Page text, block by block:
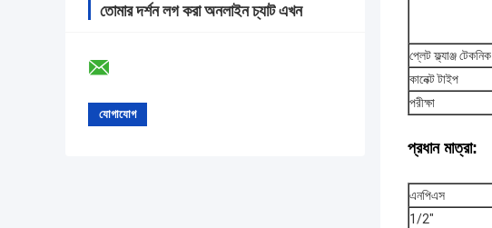
তোমার দর্শন লগ করা অনলাইন চ্যাট এখন
প্লেট ফ্ল্যাঞ্জ টেকনিক
কানেক্ট টাইপ
পরীক্ষা
প্রধান মাত্রা:
এনপিএস
1/2"